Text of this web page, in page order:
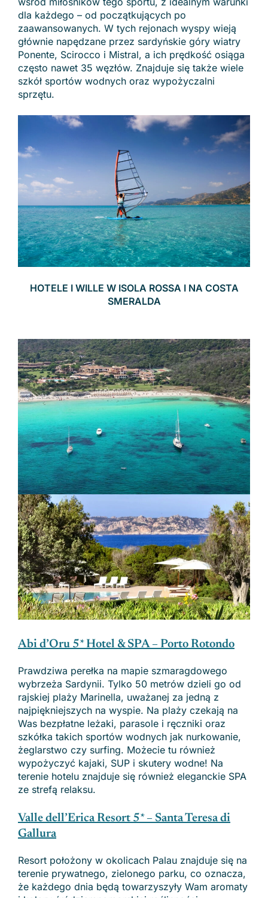
dla każdego – od początkujących po
zaawansowanych. W tych rejonach wyspy wieją
głównie napędzane przez sardyńskie góry wiatry
Ponente, Scirocco i Mistral, a ich prędkość osiąga
często nawet 35 węzłów. Znajduje się także wiele
szkół sportów wodnych oraz wypożyczalni
sprzętu.
HOTELE I WILLE W ISOLA ROSSA I NA COSTA
SMERALDA
Abi d’Oru 5* Hotel & SPA – Porto Rotondo
Prawdziwa perełka na mapie szmaragdowego
wybrzeża Sardynii. Tylko 50 metrów dzieli go od
rajskiej plaży Marinella, uważanej za jedną z
najpiękniejszych na wyspie. Na plaży czekają na
Was bezpłatne leżaki, parasole i ręczniki oraz
szkółka takich sportów wodnych jak nurkowanie,
żeglarstwo czy surfing. Możecie tu również
wypożyczyć kajaki, SUP i skutery wodne! Na
terenie hotelu znajduje się również eleganckie SPA
ze strefą relaksu.
Valle dell’Erica Resort 5* – Santa Teresa di
Gallura
Resort położony w okolicach Palau znajduje się na
terenie prywatnego, zielonego parku, co oznacza,
że każdego dnia będą towarzyszyły Wam aromaty